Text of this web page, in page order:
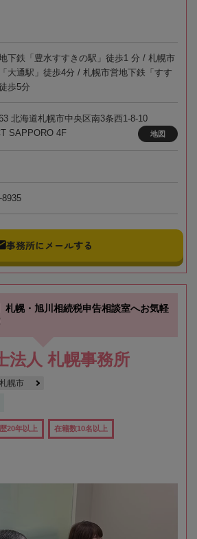
下鉄「豊水すすきの駅」徒歩1 分 / 札幌市
大通駅」徒歩4分 / 札幌市営地下鉄「すす
歩5分
北海道札幌市中央区南3条西1-8-10
SAPPORO 4F
地図
8935
事務所にメールする
札幌・旭川相続税申告相談室へお気軽
法人 札幌事務所
札幌市
20年以上 在籍数10名以上